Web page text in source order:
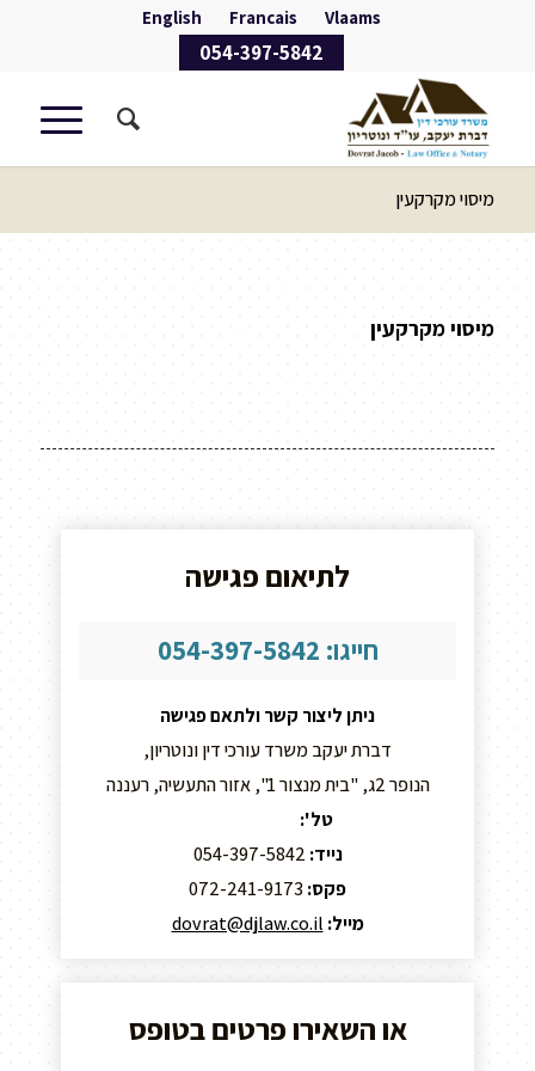
Vlaams
Francais
English
054-397-5842
מיסוי מקרקעין
מיסוי מקרקעין
לתיאום פגישה
חייגו: 054-397-5842
ניתן ליצור קשר ולתאם פגישה
דברת יעקב משרד עורכי דין ונוטריון,
הנופר 2ג, "בית מנצור 1", אזור התעשיה, רעננה
טל':
נייד:
פקס:
מייל: dovrat@djlaw.co.il
או השאירו פרטים בטופס